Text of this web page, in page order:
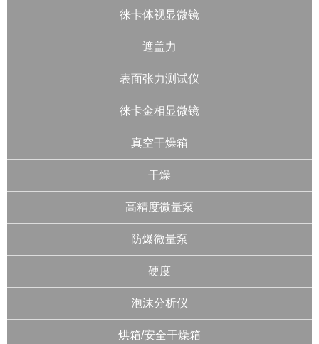
徕卡体视显微镜
遮盖力
表面张力测试仪
徕卡金相显微镜
真空干燥箱
干燥
高精度微量泵
防爆微量泵
硬度
泡沫分析仪
烘箱/安全干燥箱